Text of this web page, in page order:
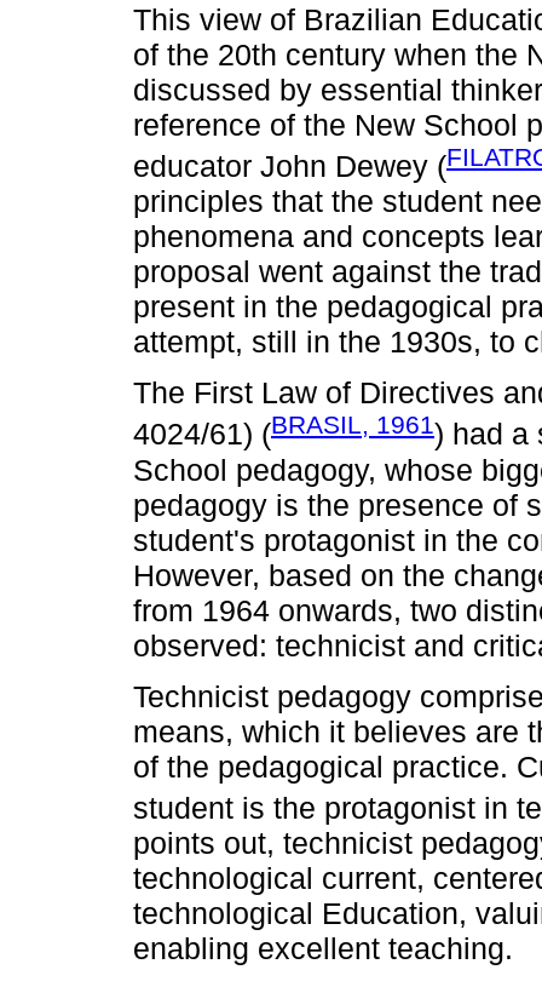
This view of Brazilian
of the 20th century when the
discussed by essential
reference of the New School
educator John Dewey (
principles that the student
phenomena and concepts
proposal went against the
present in the pedagogical
attempt, still in the 1930s, to
The First Law of Directives
4024/61) (BRASIL, 1961) had a
School pedagogy, whose
pedagogy is the presence of
student's protagonist in the
However, based on the
from 1964 onwards, two
observed: technicist and
Technicist pedagogy
means, which it believes are
of the pedagogical practice.
student is the protagonist in
points out, technicist
technological current,
technological Education,
enabling excellent teaching.